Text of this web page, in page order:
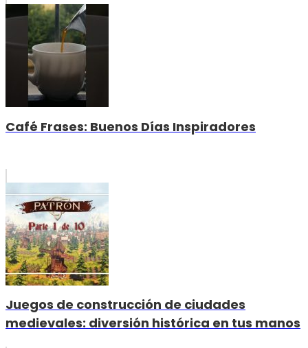
Café Frases: Buenos Días Inspiradores
Juegos de construcción de ciudades
medievales: diversión histórica en tus manos